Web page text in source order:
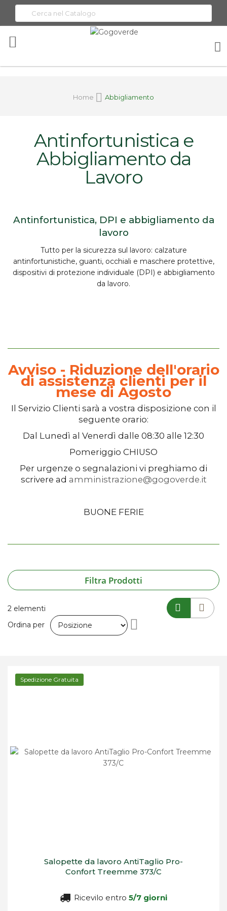
Home Abbigliamento
Antinfortunistica e
Abbigliamento da
Lavoro
Antinfortunistica, DPI e abbigliamento da
lavoro
Tutto per la sicurezza sul lavoro: calzature
antinfortunistiche, guanti, occhiali e maschere protettive,
dispositivi di protezione individuale (DPI) e abbigliamento
da lavoro.
Avviso - Riduzione dell'orario
di assistenza clienti per il
mese di Agosto
Il Servizio Clienti sarà a vostra disposizione con il
seguente orario:
Dal Lunedì al Venerdì dalle 08:30 alle 12:30
Pomeriggio CHIUSO
Per urgenze o segnalazioni vi preghiamo di
scrivere ad amministrazione@gogoverde.it
BUONE FERIE
Filtra Prodotti
2 elementi
Ordina per
Spedizione Gratuita
Salopette da lavoro AntiTaglio Pro-
Confort Treemme 373/C
Ricevilo entro 5/7 giorni